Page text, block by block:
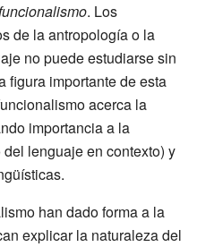
. Los
de la antropología o la
no puede estudiarse sin
figura importante de esta
acerca la
importancia a la
lenguaje en contexto) y
han dado forma a la
explicar la naturaleza del